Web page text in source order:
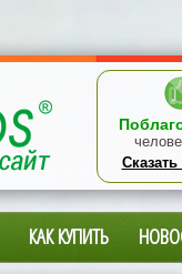
КАК КУПИТЬ